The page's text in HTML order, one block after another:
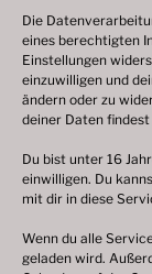
Die
eines berechtigten
Einstellungen
einzuwilligen und
ändern oder zu
deiner Daten
Du bist unter 16
einwilligen. Du
mit dir in diese
Wenn du alle
geladen wird.
Volksfesten
Anfragen
sich um eine